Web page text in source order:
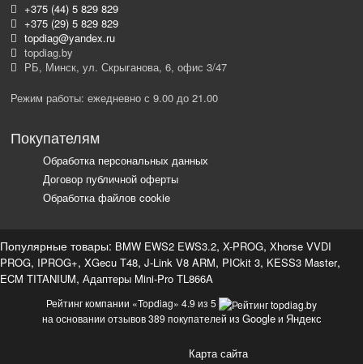
+375 (44) 5 829 829
+375 (29) 5 829 829
topdiag@yandex.ru
topdiag.by
РБ, Минск, ул. Скрыганова, 6, офис 3/47
Режим работы: ежедневно с 9.00 до 21.00
Покупателям
Обработка персональных данных
Договор публичной оферты
Обработка файлов cookie
Популярные товары: BMW EWS2 EWS3.2, X-PROG, Xhorse VVDI
PROG, IPROG+, XGecu T48, J-Link V8 ARM, PICkit 3, KESS3 Master,
ECM TITANIUM, Адаптеры Mini-Pro TL866A
Рейтинг компании «Topdiag» 4.9 из 5
на основании отзывов 389 покупателей из Googleи Яндекс
Карта сайта